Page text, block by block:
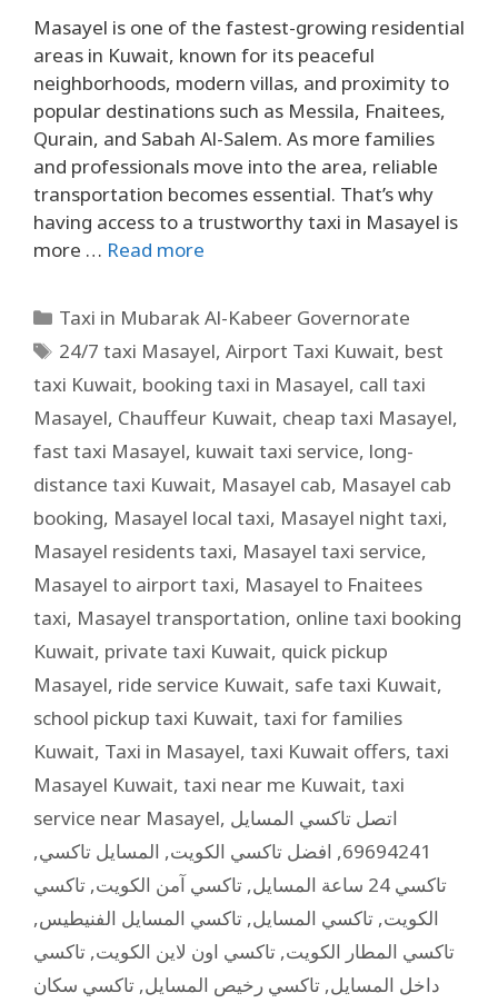
Masayel is one of the fastest-growing residential
areas in Kuwait, known for its peaceful
neighborhoods, modern villas, and proximity to
popular destinations such as Messila, Fnaitees,
Qurain, and Sabah Al-Salem. As more families
and professionals move into the area, reliable
transportation becomes essential. That’s why
having access to a trustworthy taxi in Masayel is
more … Read more
Taxi in Mubarak Al-Kabeer Governorate
24/7 taxi Masayel,Airport Taxi Kuwait, best
taxi Kuwait, booking taxi in Masayel, call taxi
Masayel, Chauffeur Kuwait, cheap taxi Masayel,
fast taxi Masayel, kuwait taxi service, long-
distance taxi Kuwait, Masayel cab, Masayel cab
booking, Masayel local taxi, Masayel night taxi,
Masayel residents taxi, Masayel taxi service,
Masayel to airport taxi, Masayel to Fnaitees
taxi, Masayel transportation, online taxi booking
Kuwait, private taxi Kuwait, quick pickup
Masayel, ride service Kuwait, safe taxi Kuwait,
school pickup taxi Kuwait, taxi for families
Kuwait, Taxi in Masayel, taxi Kuwait offers, taxi
Masayel Kuwait, taxi near me Kuwait, taxi
service near Masayel, اتصل تاكسي المسايل
69694241
, افضل تاكسي الكويت, المسايل تاكسي,
تاكسي 24 ساعة المسايل
, تاكسي آمن الكويت, تاكسي
الكويت, تاكسي المسايل, تاكسي المسايل الفنيطيس,
تاكسي المطار الكويت, تاكسي اون لاين الكويت, تاكسي
داخل المسايل, تاكسي رخيص المسايل, تاكسي سكان